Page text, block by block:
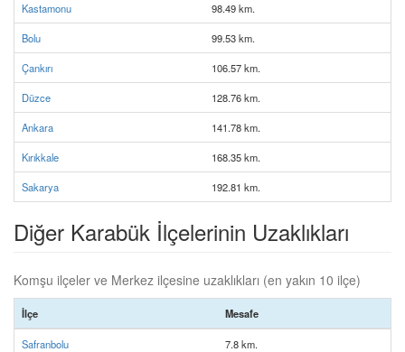
Kastamonu 98.49 km.
Bolu 99.53 km.
Çankırı 106.57 km.
Düzce 128.76 km.
Ankara 141.78 km.
Kırıkkale 168.35 km.
Sakarya 192.81 km.
Diğer Karabük İlçelerinin Uzaklıkları
Komşu ilçeler ve Merkez ilçesine uzaklıkları (en yakın 10 ilçe)
İlçe Mesafe
Safranbolu 7.8 km.